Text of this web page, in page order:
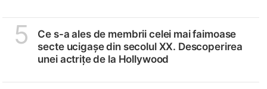
5
Ce s-a ales de membrii celei mai faimoase
secte ucigașe din secolul XX. Descoperirea
unei actrițe de la Hollywood